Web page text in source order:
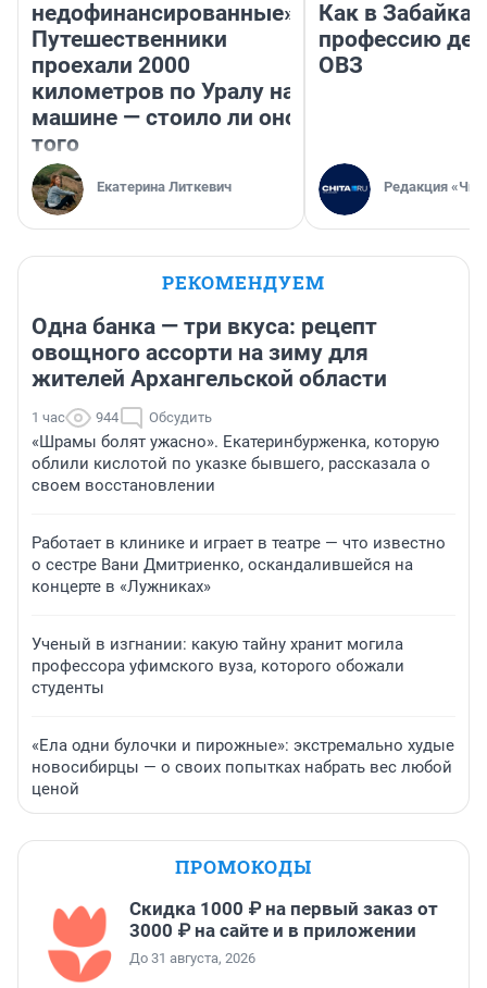
недофинансированные».
Путешественники
проехали 2000
километров по Уралу на
машине — стоило ли оно
того
Екатерина Литкевич
Как в
профессию
ОВЗ
Редакция
РЕКОМЕНДУЕМ
Одна банка — три вкуса: рецепт
овощного ассорти на зиму для
жителей Архангельской области
1 час 944 Обсудить
«Шрамы болят ужасно». Екатеринбурженка, которую
облили кислотой по указке бывшего, рассказала о
своем восстановлении
Работает в клинике и играет в театре — что известно
о сестре Вани Дмитриенко, оскандалившейся на
концерте в «Лужниках»
Ученый в изгнании: какую тайну хранит могила
профессора уфимского вуза, которого обожали
студенты
«Ела одни булочки и пирожные»: экстремально худые
новосибирцы — о своих попытках набрать вес любой
ценой
ПРОМОКОДЫ
Скидка 1000 ₽ на первый заказ от
3000 ₽ на сайте и в приложении
До 31 августа, 2026